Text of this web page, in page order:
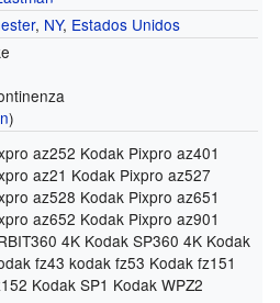
, NY, Estados Unidos
)
az252 Kodak Pixpro az401
az21 Kodak Pixpro az527
az528 Kodak Pixpro az651
az652 Kodak Pixpro az901
4K Kodak SP360 4K Kodak
fz43 kodak fz53 Kodak fz151
Kodak SP1 Kodak WPZ2